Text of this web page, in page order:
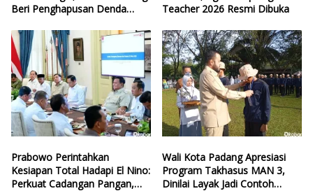
Beri Penghapusan Denda
Teacher 2026 Resmi Dibuka
Prabowo Perintahkan
Kesiapan Total Hadapi El Nino:
Perkuat Cadangan Pangan,
Wali Kota Padang Apresiasi
Program Takhasus MAN 3,
Dinilai Layak Jadi Contoh